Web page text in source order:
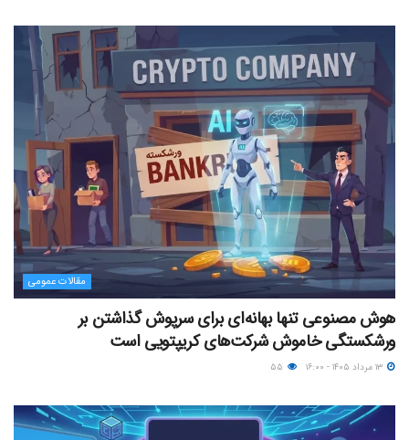
مقالات عمومی
هوش مصنوعی تنها بهانه‌ای برای سرپوش گذاشتن بر
ورشکستگی خاموش شرکت‌های کریپتویی است